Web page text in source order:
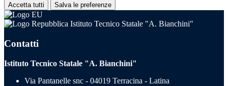
Accetta tutti Salva le preferenze
Istituto Tecnico Statale "A. Bianchini"
Contatti
Istituto Tecnico Statale "A. Bianchini"
Via Pantanelle snc - 04019 Terracina - Latina